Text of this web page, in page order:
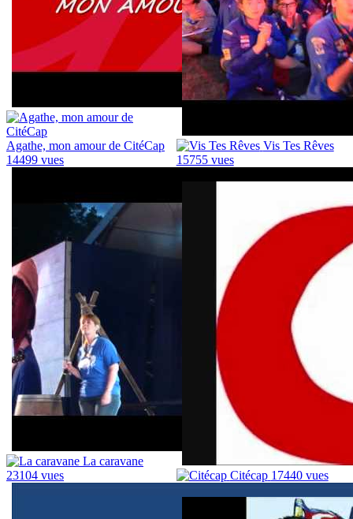
Agathe, mon amour de CitéCap
14499 vues
Vis Tes Rêves
15755 vues
La caravane
23104 vues
Citécap 17440 vues